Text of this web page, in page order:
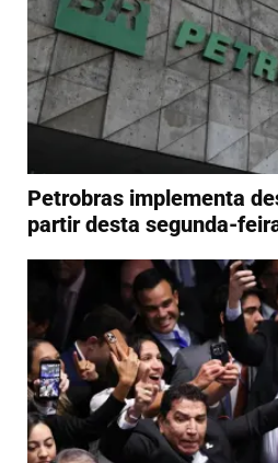
Petrobras implementa
partir desta segunda-